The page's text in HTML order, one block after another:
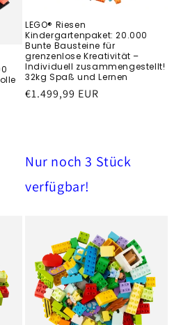
LEGO® Riesen
Kindergartenpaket: 20.000
Bunte Bausteine für
grenzenlose Kreativität –
Individuell zusammengestellt!
32kg Spaß und Lernen
Běžná
€1.499,99 EUR
Nur noch 3 Stück
verfügbar!